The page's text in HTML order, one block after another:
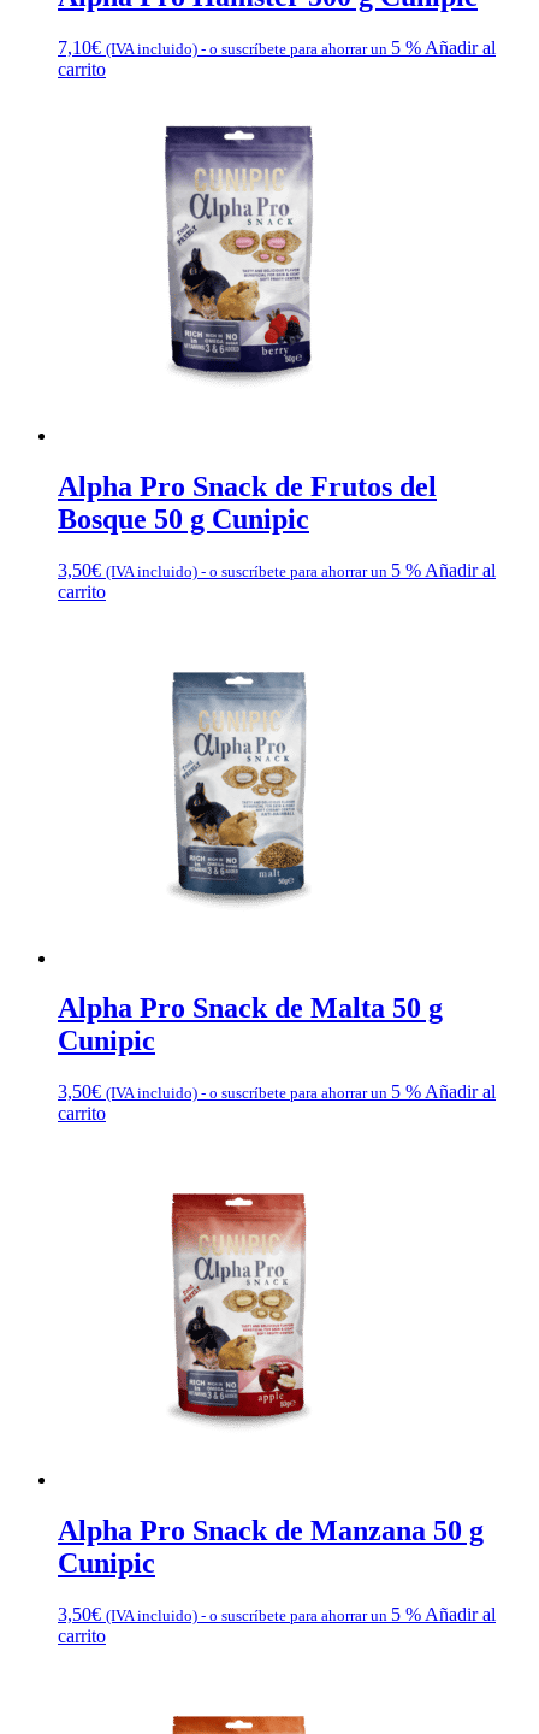
7,10€ (IVA incluido) - o suscríbete para ahorrar un 5 % Añadir al
carrito
Alpha Pro Snack de Frutos del
Bosque 50 g Cunipic
3,50€ (IVA incluido) - o suscríbete para ahorrar un 5 % Añadir al
carrito
Alpha Pro Snack de Malta 50 g
Cunipic
3,50€ (IVA incluido) - o suscríbete para ahorrar un 5 % Añadir al
carrito
Alpha Pro Snack de Manzana 50 g
Cunipic
3,50€ (IVA incluido) - o suscríbete para ahorrar un 5 % Añadir al
carrito